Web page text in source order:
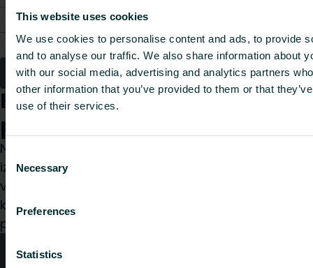
This website uses cookies
We use cookies to personalise content and ads, to provide
and to analyse our traffic. We also share information about
with our social media, advertising and analytics partners
other information that you’ve provided to them or that
use of their services.
Consent
Selection
Necessary
Preferences
Statistics
FAZTTPJFB40000P0
Jaw 40
FAZTTPJFB50000P0
Jaw 50 5.04 -
1 2
Kā mēs varam Jums
palīdzēt?
Neatkarīgi no tā, vai esat specifikāciju
izstrādātājs, uzstādītājs, arhitekts, plānotājs,
vairumtirgotājs vai gala lietotājs, izvēlieties
kategoriju, un mēs ar prieku izskatīsim jūsu
pieprasījumu.
Kontakti